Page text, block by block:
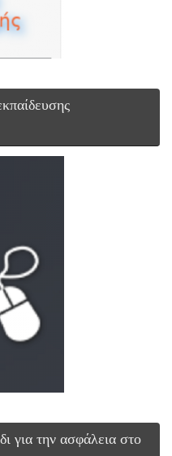
για την ασφάλεια στο